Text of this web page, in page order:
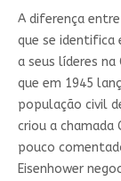
A diferença
que se identifica
a seus líderes na
que em 1945
população civil
criou a chamada
pouco
Eisenhower